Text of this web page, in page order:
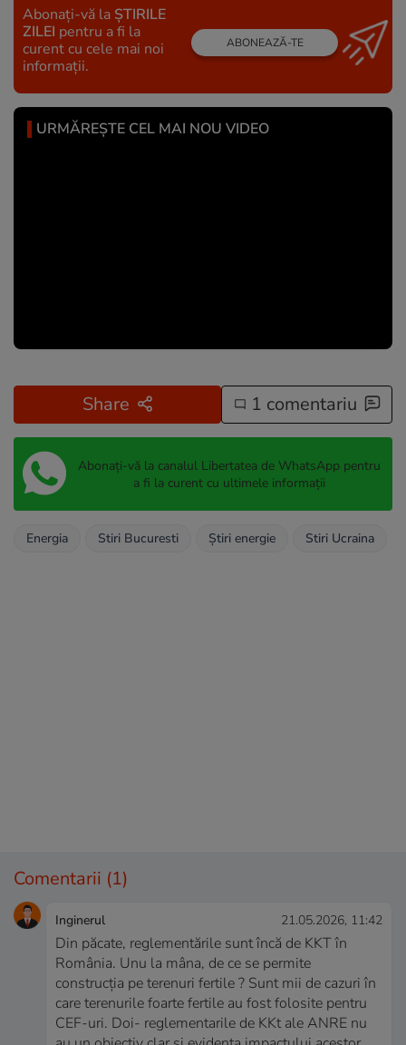
Abonați-vă la ȘTIRILE
ZILEI pentru a fi la
curent cu cele mai noi
informații.
ABONEAZĂ-TE
URMĂREȘTE CEL MAI NOU VIDEO
Share 1 comentariu
Abonați-vă la canalul Libertatea de WhatsApp pentru
a fi la curent cu ultimele informații
Energia Stiri Bucuresti Știri energie Stiri Ucraina
Comentarii (1)
Inginerul 21.05.2026, 11:42
Din păcate, reglementările sunt încă de KKT în
România. Unu la mâna, de ce se permite
construcția pe terenuri fertile ? Sunt mii de cazuri în
care terenurile foarte fertile au fost folosite pentru
CEF-uri. Doi- reglementarile de KKt ale ANRE nu